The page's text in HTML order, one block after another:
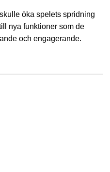
öka spelets spridning
nya funktioner som de
och engagerande.